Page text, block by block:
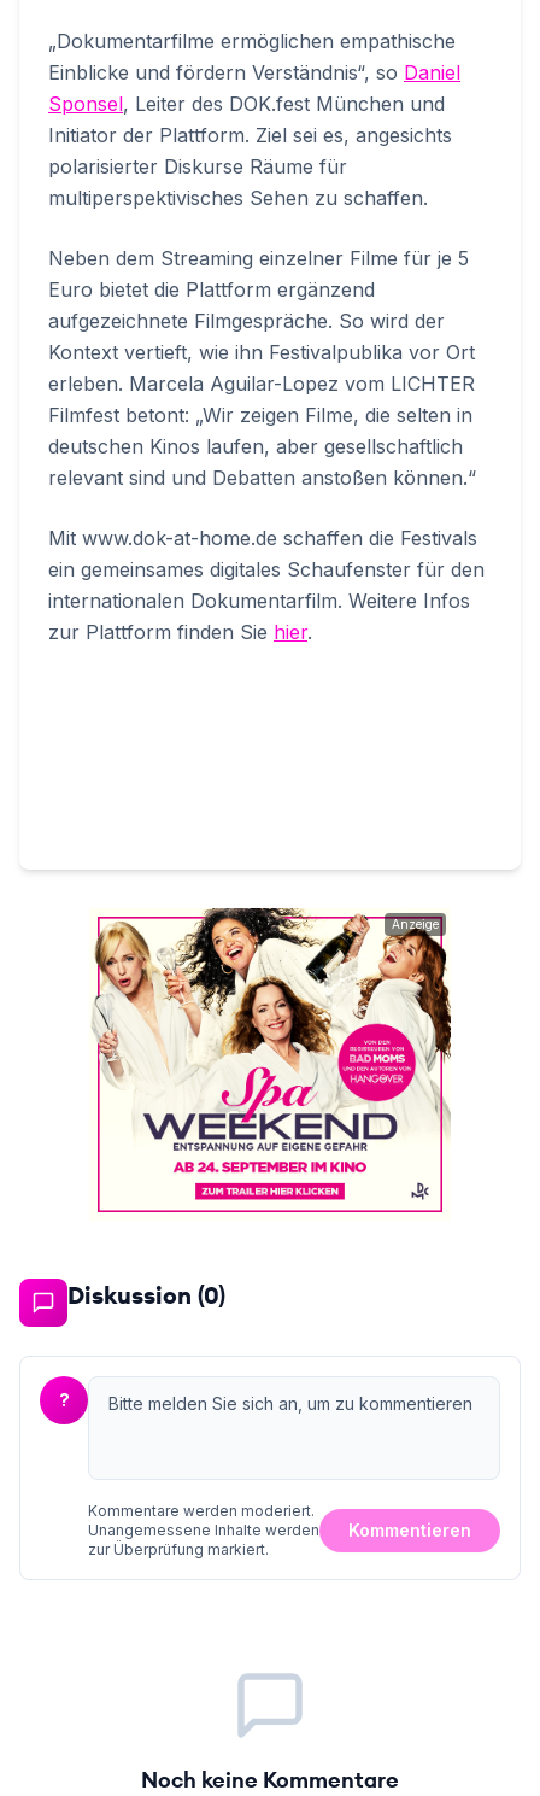
„Dokumentarfilme ermöglichen empathische
Einblicke und fördern Verständnis“, so Daniel
Sponsel, Leiter des DOK.fest München und
Initiator der Plattform. Ziel sei es, angesichts
polarisierter Diskurse Räume für
multiperspektivisches Sehen zu schaffen.
Neben dem Streaming einzelner Filme für je 5
Euro bietet die Plattform ergänzend
aufgezeichnete Filmgespräche. So wird der
Kontext vertieft, wie ihn Festivalpublika vor Ort
erleben. Marcela Aguilar-Lopez vom LICHTER
Filmfest betont: „Wir zeigen Filme, die selten in
deutschen Kinos laufen, aber gesellschaftlich
relevant sind und Debatten anstoßen können.“
Mit www.dok-at-home.de schaffen die Festivals
ein gemeinsames digitales Schaufenster für den
internationalen Dokumentarfilm. Weitere Infos
zur Plattform finden Sie hier.
Anzeige
Diskussion (0)
?
Kommentare werden moderiert.
Unangemessene Inhalte werden
zur Überprüfung markiert.
Kommentieren
Noch keine Kommentare